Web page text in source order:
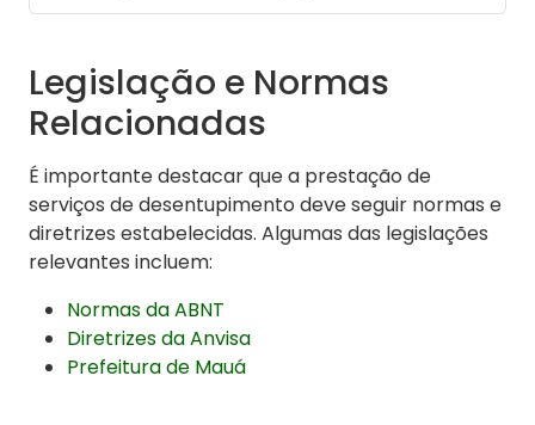
Legislação e Normas
Relacionadas
É importante destacar que a prestação de
serviços de desentupimento deve seguir normas e
diretrizes estabelecidas. Algumas das legislações
relevantes incluem:
Normas da ABNT
Diretrizes da Anvisa
Prefeitura de Mauá